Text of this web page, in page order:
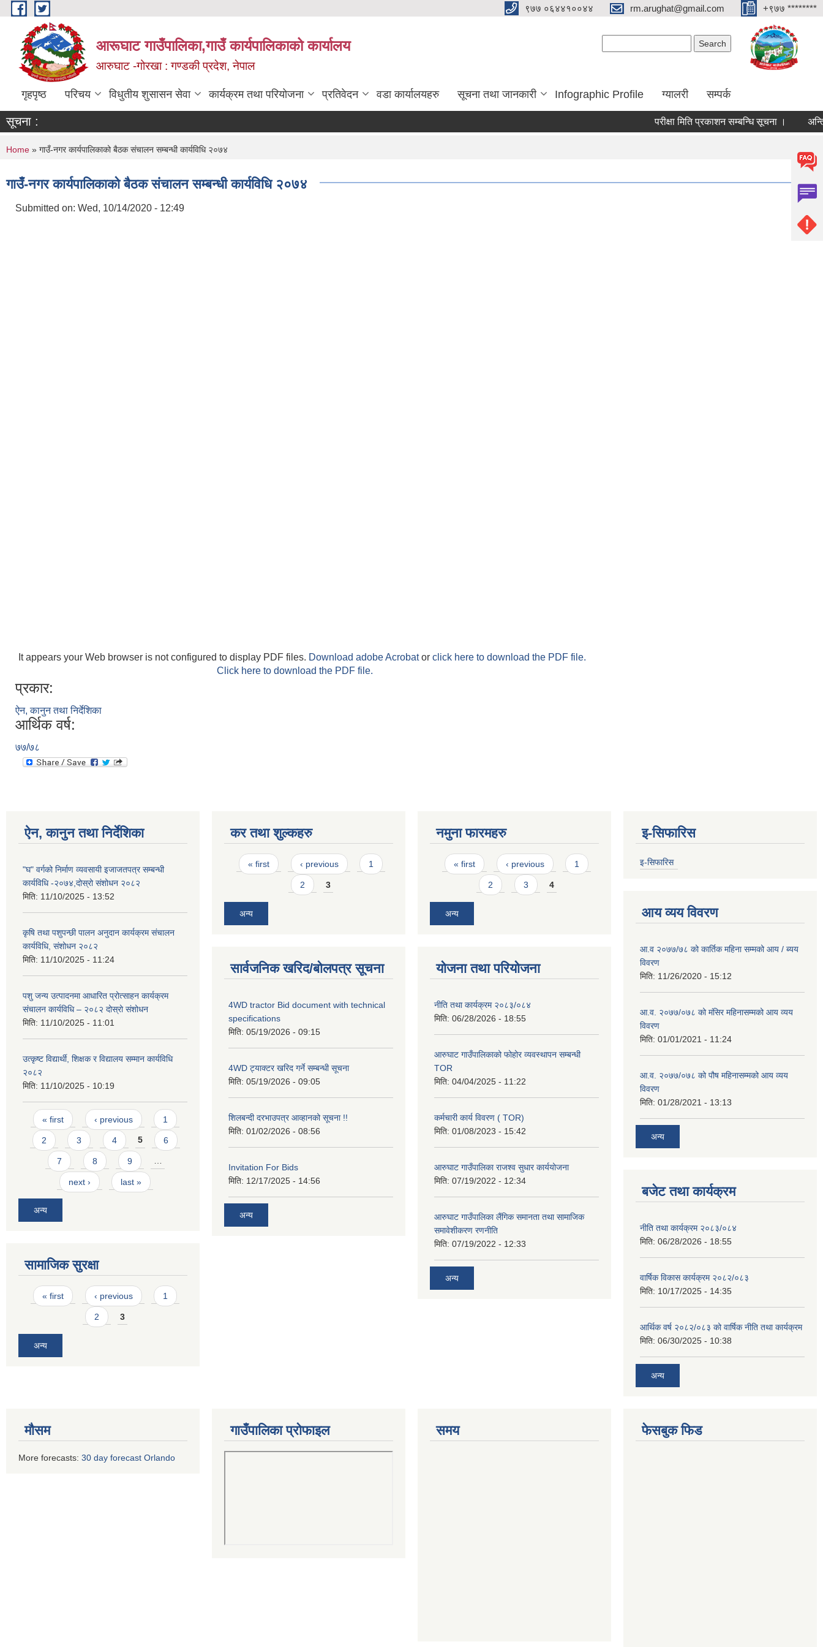
Skip to main content ९७७ ०६४४१००४४ rm.arughat@gmail.com +९७७ ********
आरूघाट गाउँपालिका,गाउँ कार्यपालिकाको कार्यालय
आरुघाट -गोरखा : गण्डकी प्रदेश, नेपाल
गृहपृष्ठ परिचय विधुतीय शुसासन सेवा कार्यक्रम तथा परियोजना प्रतिवेदन वडा कार्यालयहरु सूचना तथा जानकारी Infographic Profile ग्यालरी सम्पर्क
सूचना : परीक्षा मिति प्रकाशन सम्बन्धि सूचना । अन्तिम
You are here
Home » गाउँ-नगर कार्यपालिकाको बैठक संचालन सम्बन्धी कार्यविधि २०७४
गाउँ-नगर कार्यपालिकाको बैठक संचालन सम्बन्धी कार्यविधि २०७४
Submitted on: Wed, 10/14/2020 - 12:49
It appears your Web browser is not configured to display PDF files. Download adobe Acrobator click here to download the PDF file.
Click here to download the PDF file.
प्रकार:
ऐन, कानुन तथा निर्देशिका
आर्थिक वर्ष:
७७/७८
ऐन, कानुन तथा निर्देशिका
"घ" वर्गको निर्माण व्यवसायी इजाजतपत्र सम्बन्धी
कार्यविधि -२०७४,दोस्रो संशोधन २०८२
मिति: 11/10/2025 - 13:52
कृषि तथा पशुपन्छी पालन अनुदान कार्यक्रम संचालन
कार्यविधि, संशोधन २०८२
मिति: 11/10/2025 - 11:24
पशु जन्य उत्पादनमा आधारित प्रोत्साहन कार्यक्रम
संचालन कार्यविधि – २०८२ दोस्रो संशोधन
मिति: 11/10/2025 - 11:01
उत्कृष्ट विद्यार्थी, शिक्षक र विद्यालय सम्मान कार्यविधि
२०८२
मिति: 11/10/2025 - 10:19
Pages
« first ‹ previous 1
2 3 4 5 6
7 8 9 …
next › last »
अन्य
सामाजिक सुरक्षा
Pages
« first ‹ previous 1
2 3
अन्य
कर तथा शुल्कहरु
Pages
« first ‹ previous 1
2 3
अन्य
सार्वजनिक खरिद/बोलपत्र सूचना
4WD tractor Bid document with technical
specifications
मिति: 05/19/2026 - 09:15
4WD ट्याक्टर खरिद गर्ने सम्बन्धी सूचना
मिति: 05/19/2026 - 09:05
शिलबन्दी दरभाउपत्र आव्हानको सूचना !!
मिति: 01/02/2026 - 08:56
Invitation For Bids
मिति: 12/17/2025 - 14:56
अन्य
नमुना फारमहरु
Pages
« first ‹ previous 1
2 3 4
अन्य
योजना तथा परियोजना
नीति तथा कार्यक्रम २०८३/०८४
मिति: 06/28/2026 - 18:55
आरुघाट गाउँपालिकाको फोहोर व्यवस्थापन सम्बन्धी
TOR
मिति: 04/04/2025 - 11:22
कर्मचारी कार्य विवरण ( TOR)
मिति: 01/08/2023 - 15:42
आरुघाट गाउँपालिका राजश्व सुधार कार्ययोजना
मिति: 07/19/2022 - 12:34
आरुघाट गाउँपालिका लैंगिक समानता तथा सामाजिक
समावेशीकरण रणनीति
मिति: 07/19/2022 - 12:33
अन्य
इ-सिफारिस
इ-सिफारिस
आय व्यय विवरण
आ.व २०७७/७८ को कार्तिक महिना सम्मको आय / ब्यय
विवरण
मिति: 11/26/2020 - 15:12
आ.व. २०७७/०७८ को मंसिर महिनासम्मको आय व्यय
विवरण
मिति: 01/01/2021 - 11:24
आ.व. २०७७/०७८ को पौष महिनासम्मको आय व्यय
विवरण
मिति: 01/28/2021 - 13:13
अन्य
बजेट तथा कार्यक्रम
नीति तथा कार्यक्रम २०८३/०८४
मिति: 06/28/2026 - 18:55
वार्षिक विकास कार्यक्रम २०८२/०८३
मिति: 10/17/2025 - 14:35
आर्थिक वर्ष २०८२/०८३ को वार्षिक नीति तथा कार्यक्रम
मिति: 06/30/2025 - 10:38
अन्य
मौसम
More forecasts: 30 day forecast Orlando
गाउँपालिका प्रोफाइल समय फेसबुक फिड